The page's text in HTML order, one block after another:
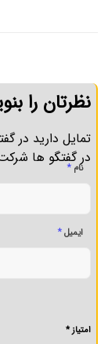
نظرتان را
تمایل دارید در
در گفتگو ها
نام*
ایمیل*
امتیاز *